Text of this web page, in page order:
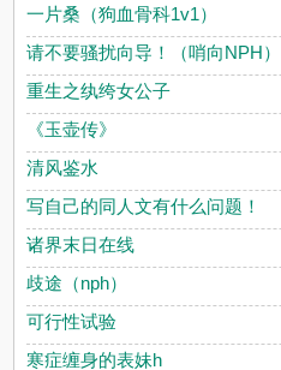
一片桑（狗血骨科1v1）
请不要骚扰向导！（哨向NPH）
重生之纨绔女公子
《玉壶传》
清风鉴水
写自己的同人文有什么问题！
诸界末日在线
歧途（nph）
可行性试验
寒症缠身的表妹h